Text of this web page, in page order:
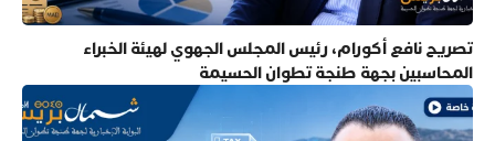
تصريح نافع أكورام، رئيس المجلس الجهوي لهيئة الخبراء
المحاسبين بجهة طنجة تطوان الحسيمة